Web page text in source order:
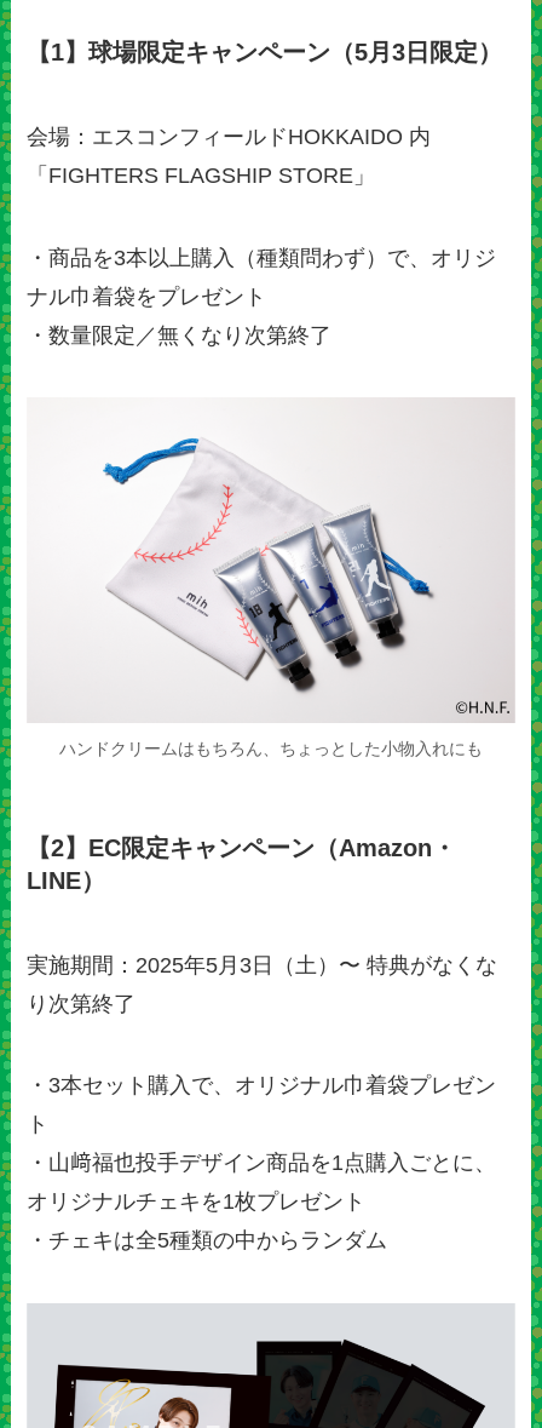
【1】球場限定キャンペーン（5月3日限定）
会場：エスコンフィールドHOKKAIDO 内
「FIGHTERS FLAGSHIP STORE」
・商品を3本以上購入（種類問わず）で、オリジ
ナル巾着袋をプレゼント
・数量限定／無くなり次第終了
ハンドクリームはもちろん、ちょっとした小物入れにも
【2】EC限定キャンペーン（Amazon・
LINE）
実施期間：2025年5月3日（土）〜 特典がなくな
り次第終了
・3本セット購入で、オリジナル巾着袋プレゼン
ト
・山﨑福也投手デザイン商品を1点購入ごとに、
オリジナルチェキを1枚プレゼント
・チェキは全5種類の中からランダム